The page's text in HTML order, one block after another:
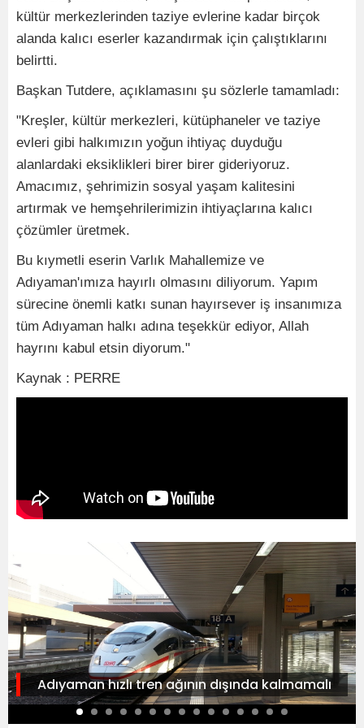
kültür merkezlerinden taziye evlerine kadar birçok
alanda kalıcı eserler kazandırmak için çalıştıklarını
belirtti.
Başkan Tutdere, açıklamasını şu sözlerle tamamladı:
"Kreşler, kültür merkezleri, kütüphaneler ve taziye
evleri gibi halkımızın yoğun ihtiyaç duyduğu
alanlardaki eksiklikleri birer birer gideriyoruz.
Amacımız, şehrimizin sosyal yaşam kalitesini
artırmak ve hemşehrilerimizin ihtiyaçlarına kalıcı
çözümler üretmek.
Bu kıymetli eserin Varlık Mahallemize ve
Adıyaman'ımıza hayırlı olmasını diliyorum. Yapım
sürecine önemli katkı sunan hayırsever iş insanımıza
tüm Adıyaman halkı adına teşekkür ediyor, Allah
hayrını kabul etsin diyorum."
Kaynak : PERRE
Adıyaman hızlı tren ağının dışında kalmamalı